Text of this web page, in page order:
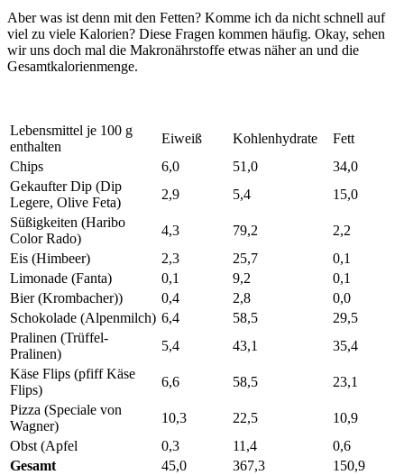
Aber was ist denn mit den Fetten? Komme ich da nicht schnell auf
viel zu viele Kalorien? Diese Fragen kommen häufig. Okay, sehen
wir uns doch mal die Makronährstoffe etwas näher an und die
Gesamtkalorienmenge.
Lebensmittel je 100 g
enthalten
Eiweiß Kohlenhydrate
Fett
Chips
6,0 51,0
34,0
Gekaufter Dip (Dip
Legere, Olive Feta)
2,9 5,4
15,0
Süßigkeiten (Haribo
Color Rado)
4,3 79,2
2,2
Eis (Himbeer)
2,3 25,7
0,1
Limonade (Fanta)
0,1 9,2
0,1
Bier (Krombacher))
0,4 2,8
0,0
Schokolade (Alpenmilch) 6,4 58,5
29,5
Pralinen (Trüffel-
Pralinen)
5,4 43,1
35,4
Käse Flips (pfiff Käse
Flips)
6,6 58,5
23,1
Pizza (Speciale von
Wagner)
10,3 22,5
10,9
Obst (Apfel
0,3 11,4
0,6
Gesamt
45,0 367,3 150,9